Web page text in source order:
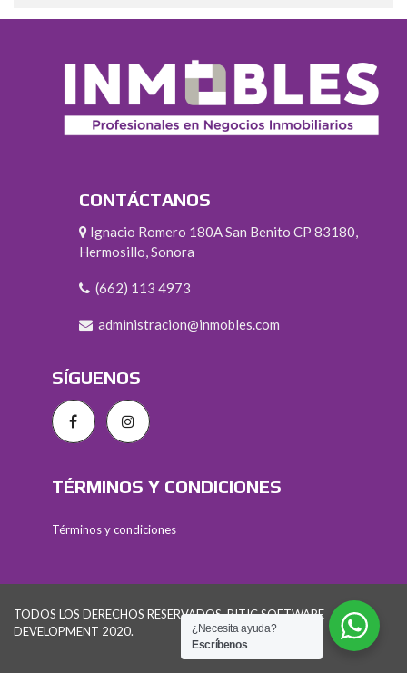
CONTÁCTANOS
Ignacio Romero 180A San Benito CP 83180,
Hermosillo, Sonora
(662) 113 4973
administracion@inmobles.com
SÍGUENOS
TÉRMINOS Y CONDICIONES
Términos y condiciones
TODOS LOS DERECHOS RESERVADOS. PITIC SOFTWARE
DEVELOPMENT 2020.
¿Necesita ayuda?
Escríbenos